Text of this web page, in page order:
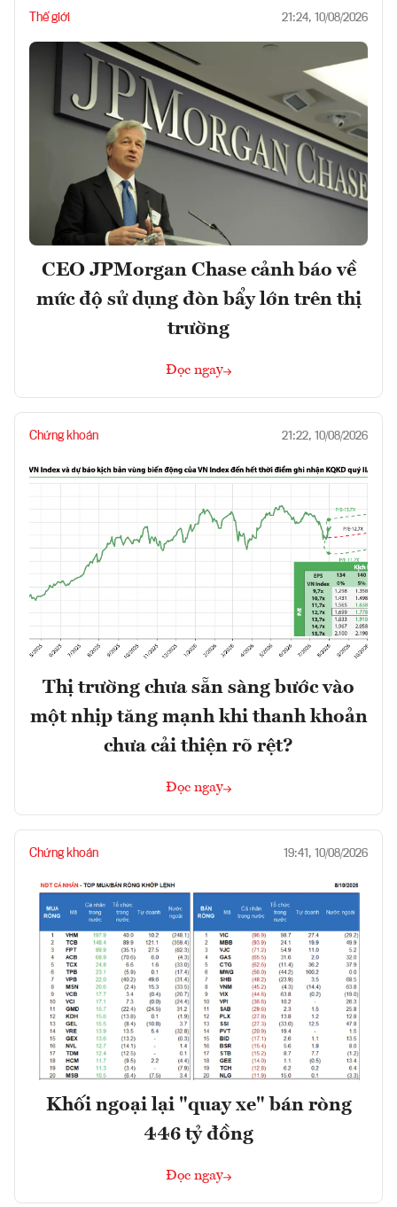
Thế giới 21:24, 10/08/2026
CEO JPMorgan Chase cảnh báo về
mức độ sử dụng đòn bẩy lớn trên thị
trường
Đọc ngay
Chứng khoán 21:22, 10/08/2026
Thị trường chưa sẵn sàng bước vào
một nhịp tăng mạnh khi thanh khoản
chưa cải thiện rõ rệt?
Đọc ngay
Chứng khoán 19:41, 10/08/2026
Khối ngoại lại "quay xe" bán ròng
446 tỷ đồng
Đọc ngay